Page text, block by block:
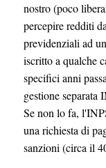
nostro (poco
percepire redditi
previdenziali ad
iscritto a qualche
specifici anni
gestione separata
Se non lo fa,
una richiesta di
sanzioni (circa il